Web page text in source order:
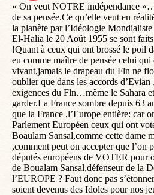
« On veut NOTRE indépendance
de sa pensée.Ce qu’elle veut en
la planète par l’Idéologie Mondialiste
El-Halia le 20 Août 1955 se sont
!Quant à ceux qui ont brossé le poil
eu comme maître de pensée celui
vivant,jamais le drapeau du Fln ne
oublier que dans les accords
exigences du Fln…même le Sahara
garder.La France sombre depuis 63
que la France ,l’Europe entière: car
Parlement Européen ceux qui ont
Boaulam Sansal,comme cette dame
,comment peut on accepter que l’on
députés européens de VOTER
de Boualam Sansal,défenseur de la
l’EUROPE ? Faut donc pas
soient devenus des Idoles pour nos